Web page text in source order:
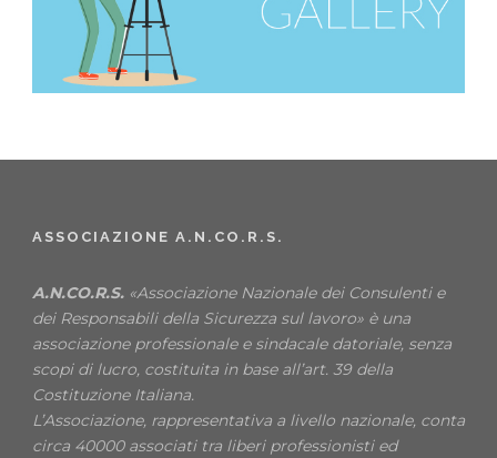
ASSOCIAZIONE A.N.CO.R.S.
A.N.CO.R.S. «Associazione Nazionale dei Consulenti e
dei Responsabili della Sicurezza sul lavoro» è una
associazione professionale e sindacale datoriale, senza
scopi di lucro, costituita in base all’art. 39 della
Costituzione Italiana.
L’Associazione, rappresentativa a livello nazionale, conta
circa 40000 associati tra liberi professionisti ed